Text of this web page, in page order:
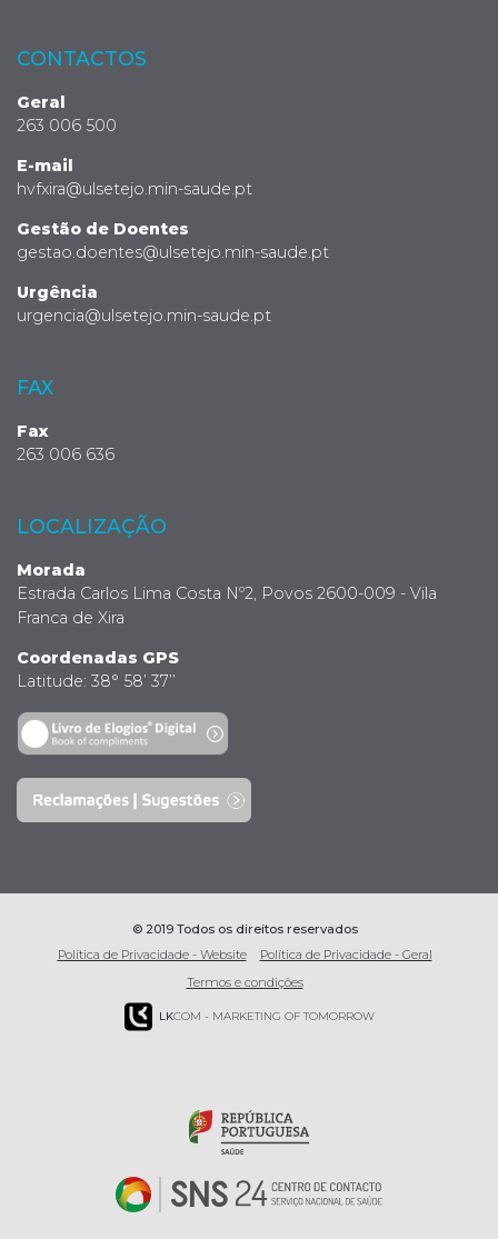
CONTACTOS
Geral
263 006 500
E-mail
hvfxira@ulsetejo.min-saude.pt
Gestão de Doentes
gestao.doentes@ulsetejo.min-saude.pt
Urgência
urgencia@ulsetejo.min-saude.pt
FAX
Fax
263 006 636
LOCALIZAÇÃO
Morada
Estrada Carlos Lima Costa Nº2, Povos 2600-009 - Vila
Franca de Xira
Coordenadas GPS
Latitude: 38° 58’ 37’’
© 2019 Todos os direitos reservados
Política de Privacidade - Website
Política de Privacidade - Geral
Termos e condições
LKCOM - MARKETING OF TOMORROW